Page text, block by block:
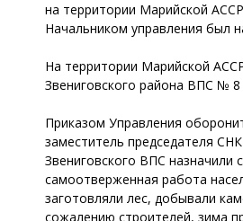
на территории Марийской
Начальником управления был
На территории Марийской
Звениговского района ВПС №
Приказом Управления
заместитель председателя
Звениговского ВПС
самоотверженная работа
заготовляли лес, добывали
сожалению строителей, зима